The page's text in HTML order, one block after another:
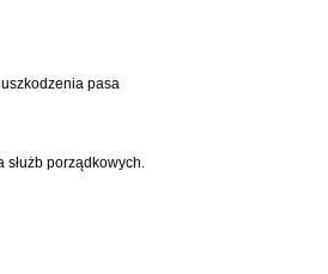
pasa
porządkowych.